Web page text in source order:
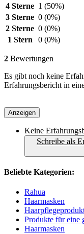
4 Sterne 1 (50%)
3 Sterne 0 (0%)
2 Sterne 0 (0%)
1 Stern
0 (0%)
2 Bewertungen
Es gibt noch keine
Erfahrungsbericht in
Anzeigen
Keine
Schreibe als
Beliebte Kategorien:
Rahua
Haarmasken
Produkte für eine
Haarmasken